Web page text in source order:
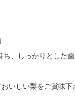
、しっかりとした
いしい梨をご賞味下